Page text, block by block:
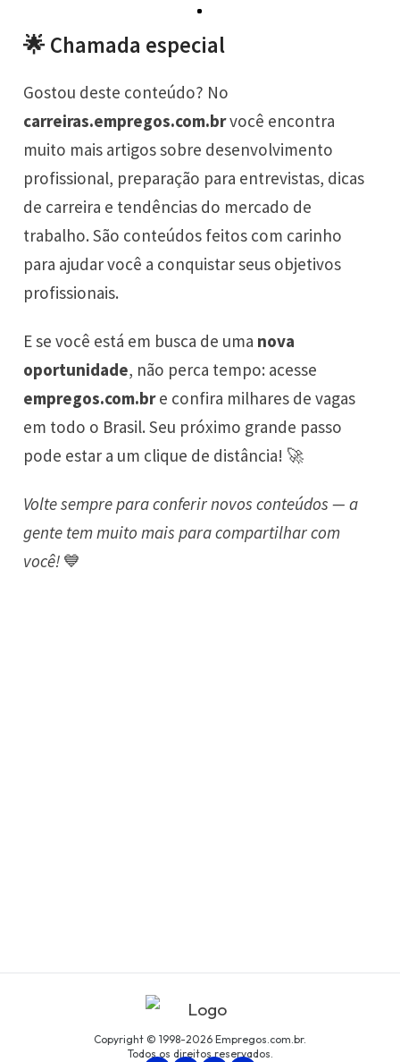
🌟 Chamada especial
Gostou deste conteúdo? No
carreiras.empregos.com.brvocê encontra
muito mais artigos sobre desenvolvimento
profissional, preparação para entrevistas, dicas
de carreira e tendências do mercado de
trabalho. São conteúdos feitos com carinho
para ajudar você a conquistar seus objetivos
profissionais.
E se você está em busca de uma nova
oportunidade, não perca tempo: acesse
empregos.com.bre confira milhares de vagas
em todo o Brasil. Seu próximo grande passo
pode estar a um clique de distância! 🚀
Volte sempre para conferir novos conteúdos — a
gente tem muito mais para compartilhar com
você! 💙
Copyright © 1998-2026 Empregos.com.br.
Todos os direitos reservados.